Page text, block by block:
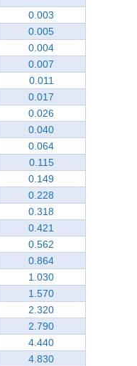
0.003
0.005
0.004
0.007
0.011
0.017
0.026
0.040
0.064
0.115
0.149
0.228
0.318
0.421
0.562
0.864
1.030
1.570
2.320
2.790
4.440
4.830